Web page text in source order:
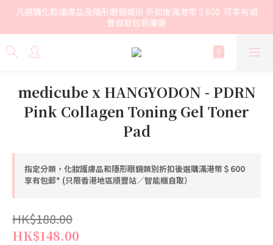
凡選購化妝護膚品及隱形眼鏡類別 折扣後滿港幣＄600  可享有順
豐自取包郵優惠
medicube x HANGYODON - PDRN
Pink Collagen Toning Gel Toner
Pad
指定分類，化妝護膚品和隱形眼鏡類別折扣後選購滿港幣＄600
享有包郵* (只限香港地區順豐站／智能櫃自取）
HK$188.00
HK$148.00